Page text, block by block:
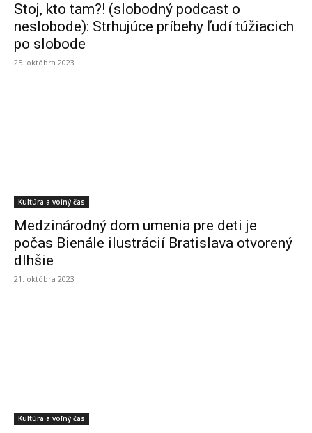
Stoj, kto tam?! (slobodný podcast o
neslobode): Strhujúce príbehy ľudí túžiacich
po slobode
25. októbra 2023
Kultúra a voľný čas
Medzinárodný dom umenia pre deti je
počas Bienále ilustrácií Bratislava otvorený
dlhšie
21. októbra 2023
Kultúra a voľný čas